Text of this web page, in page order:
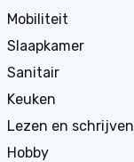
Mobiliteit
Slaapkamer
Sanitair
Keuken
Lezen en schrijven
Hobby